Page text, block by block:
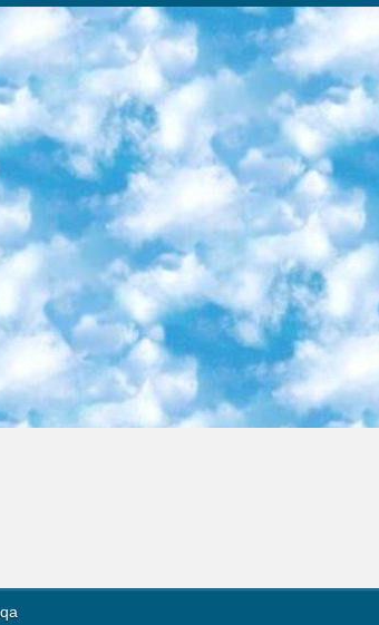
профессиями и подсказывает, как им обучаться. Выбрав заинтересовавшую вас специальность — SMM-специалист, фотограф, веб-дизайнер или другую, — увидите список необходимых для неё умений. Чтобы вы могли освоить их самостоятельно, для каждого умения площадка отображает подборку ссылок на учебные материалы. Хотя «Смартия» ориентируется на русскоязычную аудиторию, часть контента всё же доступна только на английском. 3. «Лекторий Физтеха» Проект Московского физико-технического института (Физтеха). С его помощью вы можете смотреть онлайн серии лекций, записанные на видео в этом вузе. В числе доступных предметов — физика, биология, химия, информационные технологии и другие. К некоторым лекциям администрация ресурса прилагает готовые конспекты, которые можно скачивать в PDF-формате. 4. ITMOcourses Онлайн-площадка Санкт-Петербургского национального исследовательского университета информационных технологий, механики и оптики (ИТМО). Ресурс предоставляет свободный доступ к курсам, разработанным в этом вузе. Каталог материалов разбит на четыре категории: «Оптические системы и технологии», «Приборостроение и робототехника», «Информационные технологии» и «Биотехнологии». Курсы состоят из видеолекций, интерактивных демонстраций и заданий. 5. «КиберЛенинка» Электронная научная библиотека открытого доступа. Каталог площадки регулярно обрастает текстами статей из различных научных изданий. Сгруппированные по журналам и рубрикам публикации можно читать онлайн или скачивать целиком в PDF-формате. Проект нацелен на популяризацию науки за счёт открытого доступа к качественной информации. 6. «ПостНаука» На этом ресурсе публикуют подборки видеолекций, составленные экспертами из разных отраслей и объединённые общими темами. Среди них, к примеру, есть серии «Биоинформатика и геномика», «Культура средневековой Скандинавии» и Cinema Studies о теории кино. Каждая подборка лекций — логически связанная история, рассказанная экспертом от первого лица. Кроме того, на сайте появляются научно-образовательные статьи и тесты на разные темы. 7. «Newочём» Команда проекта «Newочём» отбирает самые интересные тексты из англоязычных СМИ и переводит те из них, за которые голосуют участники сообщества «ВКонтакте». По большей части это научно-популярные статьи. Редакторы придумывают лишь заголовки, в остальном содержание переводов соответствует оригиналам. Полные тексты можно читать прямо в социальной сети. 8. InternetUrok Онлайн-база материалов по основным дисциплинам школьной программы. Информация на сайте структурирована по классам, предметам и темам (урокам). Каждый урок состоит из видеолекций и конспектов. Есть также интерактивные тренажёры и тесты для закрепления пройденного материала. Даже если вы давно окончили школу, возможность повторить программу старших классов всегда может пригодиться. 9. Edutainme Ещё один ресурс об образовании. В отличие от Newtonew, как мне кажется, Edutainme больше ориентируется на представителей индустрии: педагогов, предпринимателей, разработчиков образовательных проектов. Но и любой, кто просто стремится к саморазвитию, найдёт на сайте много полезного и интересного для себя. Например, информацию о новых курсах и образовательных сервисах. 10. Newtonew Онлайн-медиа об образовании и обучении в широком смысле. Авторы Newtonew пишут об инструментах, заведениях, тактиках и стратегиях, которые помогают учить других и получать новые знания самостоятельно. На этой площадке вы найдёте новости, обзоры, аналитические мат